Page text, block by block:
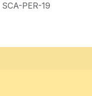
SCA-PER-19